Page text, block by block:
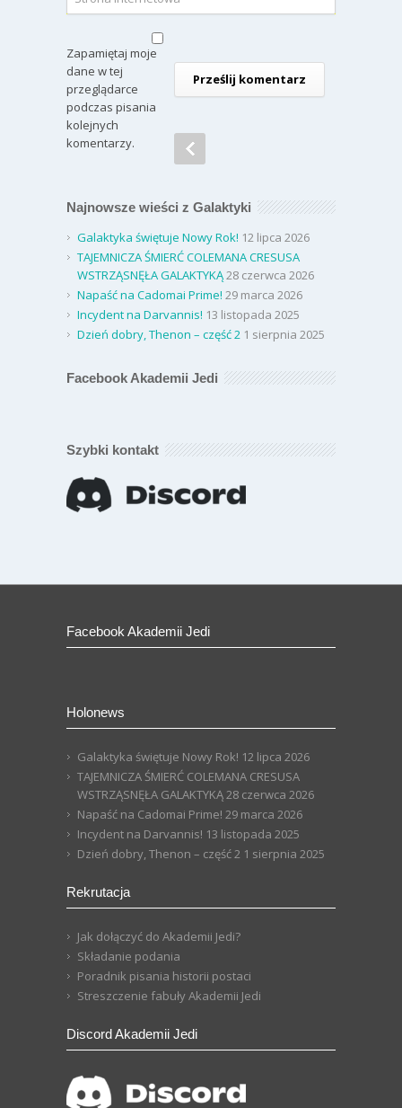
Zapamiętaj moje
dane w tej
przeglądarce
podczas pisania
kolejnych
komentarzy.
Najnowsze wieści z Galaktyki
Galaktyka świętuje Nowy Rok! 12 lipca 2026
TAJEMNICZA ŚMIERĆ COLEMANA CRESUSA
WSTRZĄSNĘŁA GALAKTYKĄ28 czerwca 2026
Napaść na Cadomai Prime! 29 marca 2026
Incydent na Darvannis! 13 listopada 2025
Dzień dobry, Thenon – część 2 1 sierpnia 2025
Facebook Akademii Jedi
Szybki kontakt
Facebook Akademii Jedi
Holonews
Galaktyka świętuje Nowy Rok! 12 lipca 2026
TAJEMNICZA ŚMIERĆ COLEMANA CRESUSA
WSTRZĄSNĘŁA GALAKTYKĄ28 czerwca 2026
Napaść na Cadomai Prime! 29 marca 2026
Incydent na Darvannis! 13 listopada 2025
Dzień dobry, Thenon – część 2 1 sierpnia 2025
Rekrutacja
Jak dołączyć do Akademii Jedi?
Składanie podania
Poradnik pisania historii postaci
Streszczenie fabuły Akademii Jedi
Discord Akademii Jedi